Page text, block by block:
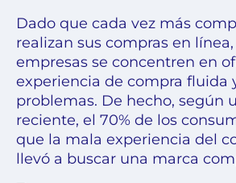
Dado que cada vez más
realizan sus compras en
empresas se concentren en
experiencia de compra fluida
problemas. De hecho, según
reciente, el 70% de los
que la mala experiencia del
llevó a buscar una marca